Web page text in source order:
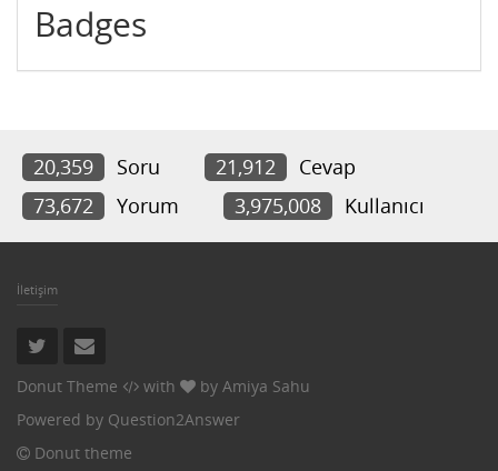
Badges
20,359 Soru 21,912
Cevap
73,672
Yorum 3,975,008 Kullanıcı
İletişim
Donut Theme with by Amiya Sahu
Powered by Question2Answer
Donut theme